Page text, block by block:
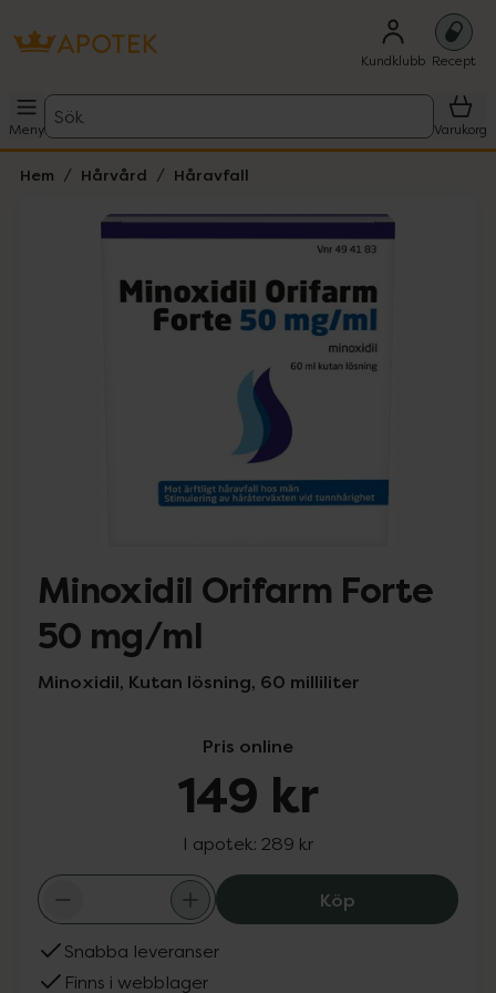
Kundklubb Recept
Meny
Sök
Varukorg
Hem Hårvård Håravfall
Lista: . Innehåller 1 objekt.
Hoppa över Lista
Minoxidil Orifarm Forte
50 mg/ml
Minoxidil, Kutan lösning, 60 milliliter
Pris online
149 kr
I apotek: 289 kr
KöpMinoxidil
Snabba leveranser
Finns i webblager